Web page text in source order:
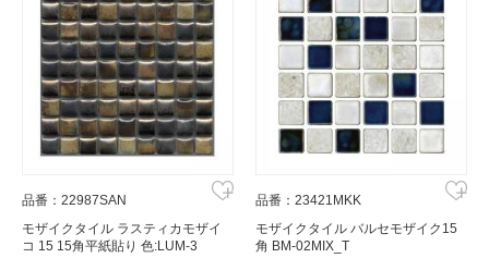
品番：22987SAN
モザイクタイル ラスティカモザイ
コ 15 15角平紙貼り 色:LUM-3
品番：23421MKK
モザイクタイル バルセモザイク15
角 BM-02MIX_T